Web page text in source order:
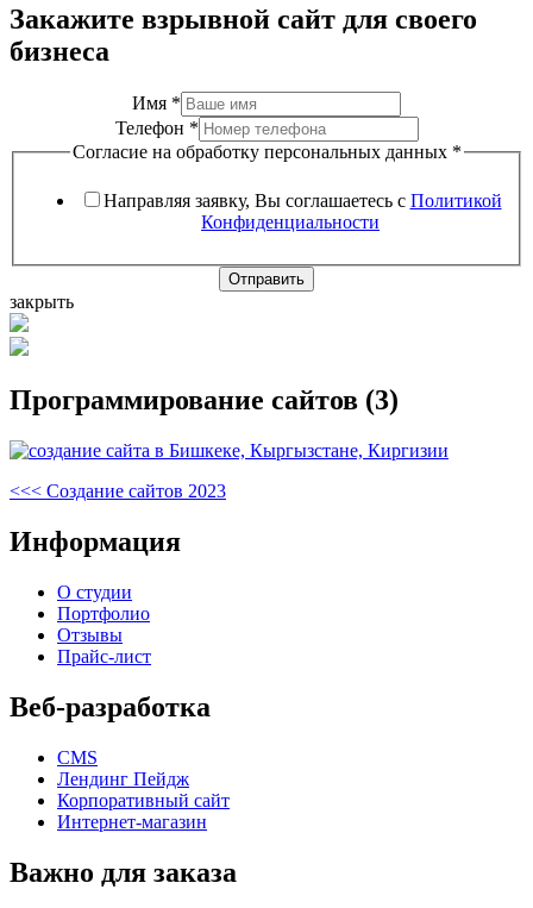
Закажите взрывной сайт для своего
бизнеса
Имя *
Телефон *
Согласие на обработку персональных данных *
Направляя заявку, Вы соглашаетесь с Политикой
Конфиденциальности
Отправить
закрыть
Программирование сайтов (3)
Навигация
по
записям
Предыдущая
<<< Создание сайтов 2023
Информация
О студии
Портфолио
Отзывы
Прайс-лист
Веб-разработка
CMS
Лендинг Пейдж
Корпоративный сайт
Интернет-магазин
Важно для заказа